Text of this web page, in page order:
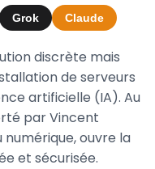
Grok Claude
discrète mais
de serveurs
artificielle (IA). Au
par Vincent
ouvre la
et sécurisée.